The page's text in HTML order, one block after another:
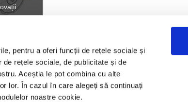
pentru a oferi funcții de rețele sociale și
rețele sociale, de publicitate și de
Aceștia le pot combina cu alte
lor. În cazul în care alegeți să continuați
noastre cookie.
RURIS GDPR Cookies Cariere